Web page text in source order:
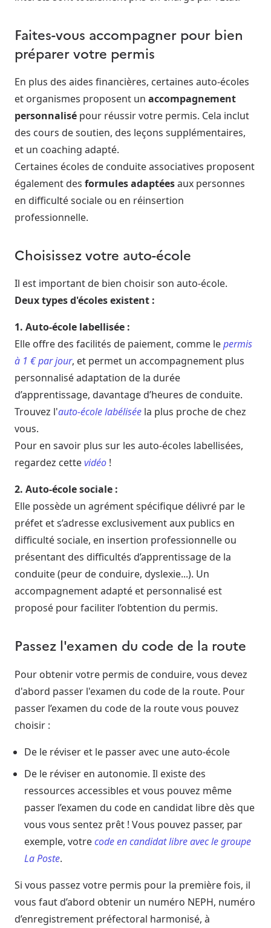
Faites-vous accompagner pour bien
préparer votre permis
En plus des aides financières, certaines auto-écoles
et organismes proposent un accompagnement
personnalisé pour réussir votre permis. Cela inclut
des cours de soutien, des leçons supplémentaires,
et un coaching adapté.
Certaines écoles de conduite associatives proposent
également des formules adaptéesaux personnes
en difficulté sociale ou en réinsertion
professionnelle.
Choisissez votre auto-école
Il est important de bien choisir son auto-école.
Deux types d'écoles existent :
1. Auto-école labellisée :
Elle offre des facilités de paiement, comme lepermis
à 1 € par jour, et permet un accompagnement plus
personnalisé adaptation de la durée
d’apprentissage, davantage d’heures de conduite.
Trouvez l'auto-école labélisée la plus proche de chez
vous.
Pour en savoir plus sur les auto-écoles labellisées,
regardez cettevidéo !
2. Auto-école sociale :
Elle possède un agrément spécifique délivré par le
préfet et s’adresse exclusivement aux publics en
difficulté sociale, en insertion professionnelle ou
présentant des difficultés d’apprentissage de la
conduite (peur de conduire, dyslexie...). Un
accompagnement adapté et personnalisé est
proposé pour faciliter l’obtention du permis.
Passez l'examen du code de la route
Pour obtenir votre permis de conduire, vous devez
d'abord passer l'examen du code de la route. Pour
passer l’examen du code de la route vous pouvez
choisir :
De le réviser et le passer avec une auto-école
De le réviser en autonomie. Il existe des
ressources accessibles et vous pouvez même
passer l’examen du code en candidat libre dès que
vous vous sentez prêt ! Vous pouvez passer, par
exemple, votrecode en candidat libre avec le groupe
La Poste.
Si vous passez votre permis pour la première fois, il
vous faut d’abord obtenir un numéro NEPH, numéro
d’enregistrement préfectoral harmonisé, à